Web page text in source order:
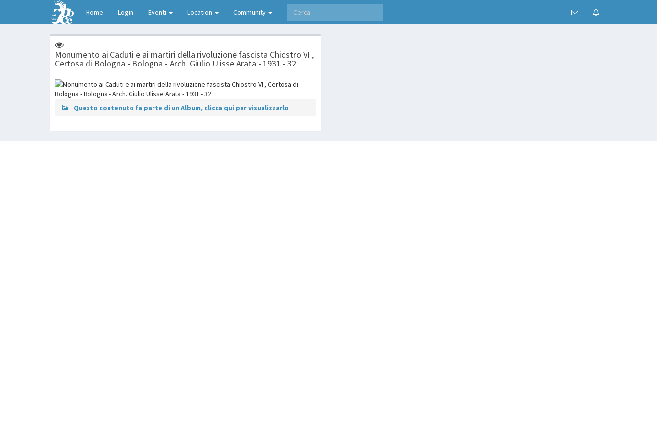
Home Login Eventi Location Community
Monumento ai Caduti e ai martiri della rivoluzione fascista Chiostro VI ,
Certosa di Bologna - Bologna - Arch. Giulio Ulisse Arata - 1931 - 32
Questo contenuto fa parte di un Album, clicca qui per visualizzarlo